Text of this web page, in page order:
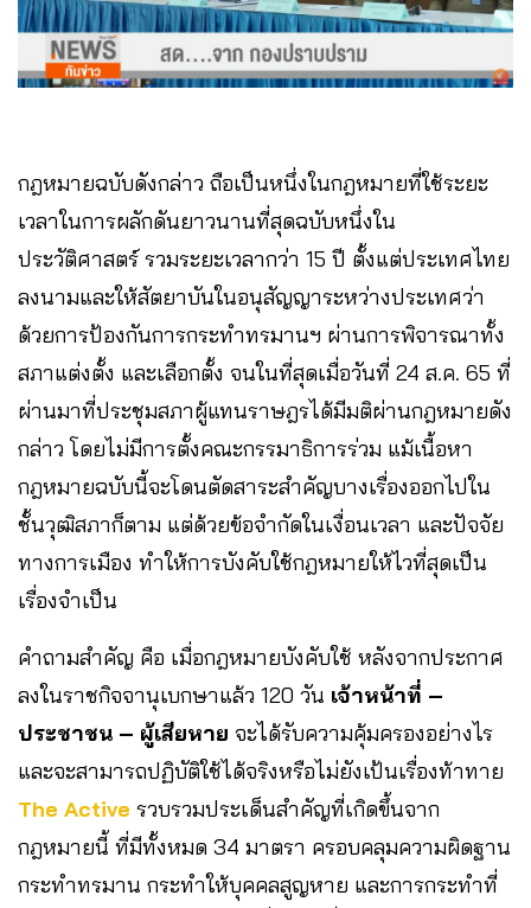
กฎหมายฉบับดังกล่าว ถือเป็นหนึ่งในกฎหมายที่ใช้ระยะ
เวลาในการผลักดันยาวนานที่สุดฉบับหนึ่งใน
ประวัติศาสตร์ รวมระยะเวลากว่า 15 ปี ตั้งแต่ประเทศไทย
ลงนามและให้สัตยาบันในอนุสัญญาระหว่างประเทศว่า
ด้วยการป้องกันการกระทำทรมานฯ ผ่านการพิจารณาทั้ง
สภาแต่งตั้ง และเลือกตั้ง จนในที่สุดเมื่อวันที่ 24 ส.ค. 65 ที่
ผ่านมาที่ประชุมสภาผู้แทนราษฎรได้มีมติผ่านกฎหมายดัง
กล่าว โดยไม่มีการตั้งคณะกรรมาธิการร่วม แม้เนื้อหา
กฎหมายฉบับนี้จะโดนตัดสาระสำคัญบางเรื่องออกไปใน
ชั้นวุฒิสภาก็ตาม แต่ด้วยข้อจำกัดในเงื่อนเวลา และปัจจัย
ทางการเมือง ทำให้การบังคับใช้กฎหมายให้ไวที่สุดเป็น
เรื่องจำเป็น
คำถามสำคัญ คือ เมื่อกฎหมายบังคับใช้ หลังจากประกาศ
ลงในราชกิจจานุเบกษาแล้ว 120 วัน เจ้าหน้าที่ –
ประชาชน – ผู้เสียหาย จะได้รับความคุ้มครองอย่างไร
และจะสามารถปฏิบัติใช้ได้จริงหรือไม่ยังเป้นเรื่องท้าทาย
The Active รวบรวมประเด็นสำคัญที่เกิดขึ้นจาก
กฎหมายนี้ ที่มีทั้งหมด 34 มาตรา ครอบคลุมความผิดฐาน
กระทำทรมาน กระทำให้บุคคลสูญหาย และการกระทำที่